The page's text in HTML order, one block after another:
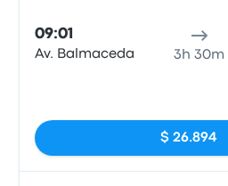
09:01
Av. Balmaceda 3h 30m
$ 26.894